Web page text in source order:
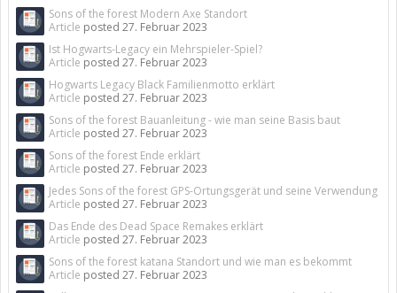
Sons of the forest Modern Axe Standort
Article posted 27. Februar 2023
Ist Hogwarts-Legacy ein Mehrspieler-Spiel?
Article posted 27. Februar 2023
Hogwarts Legacy Black Familienmotto erklärt
Article posted 27. Februar 2023
Sons of the forest Bauanleitung - wie man seine Basis baut
Article posted 27. Februar 2023
Sons of the forest Ende erklärt
Article posted 27. Februar 2023
Jedes Sons of the forest GPS-Ortungsgerät und seine Verwendung
Article posted 27. Februar 2023
Das Ende des Dead Space Remakes erklärt
Article posted 27. Februar 2023
Sons of the forest katana Standort und wie man es bekommt
Article posted 27. Februar 2023